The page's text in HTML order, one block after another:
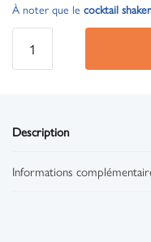
À noter que le cocktail shaker
Description
Informations